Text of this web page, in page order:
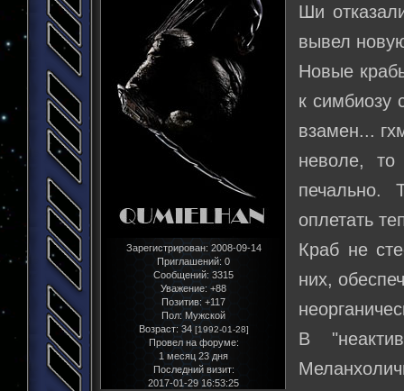
Зарегистрирован: 2008-09-14
Приглашений: 0
Сообщений: 3315
Уважение: +88
Позитив: +117
Пол: Мужской
Возраст: 34 [1992-01-28]
Провел на форуме:
1 месяц 23 дня
Последний визит:
2017-01-29 16:53:25
Ши
вывел
Новые
к симбиозу
взамен...
неволе,
печально.
оплетать
Краб не
них,
В